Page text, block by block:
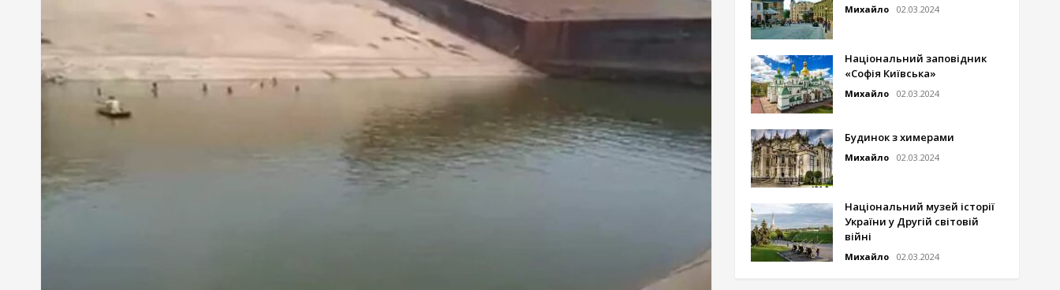
Михайло 02.03.2024
Національний заповідник
«Софія Київська»
Михайло 02.03.2024
Будинок з химерами
Михайло 02.03.2024
Національний музей історії
України у Другій світовій
війні
Михайло 02.03.2024